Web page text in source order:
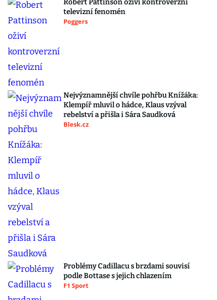
Robert Pattinson oživí kontroverzní
televizní fenomén
Poggers
Nejvýznamnější chvíle pohřbu Knížáka:
Klempíř mluvil o hádce, Klaus vzýval
rebelství a přišla i Sára Saudková
Blesk.cz
Problémy Cadillacu s brzdami souvisí
podle Bottase s jejich chlazením
F1 Sport